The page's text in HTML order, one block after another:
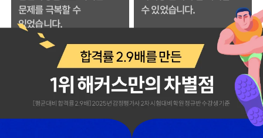
수험생활 중에 슬럼프가
왔을 때 해커스 이성준
평가사님의 위로와 조언
덕분에 극복할 수
있었습니다.
해커스에서 강의를 들을
때 2차 과목이
유기적으로 연결되는
느낌을 받았는데 그
부분이 가장 좋았습니다.